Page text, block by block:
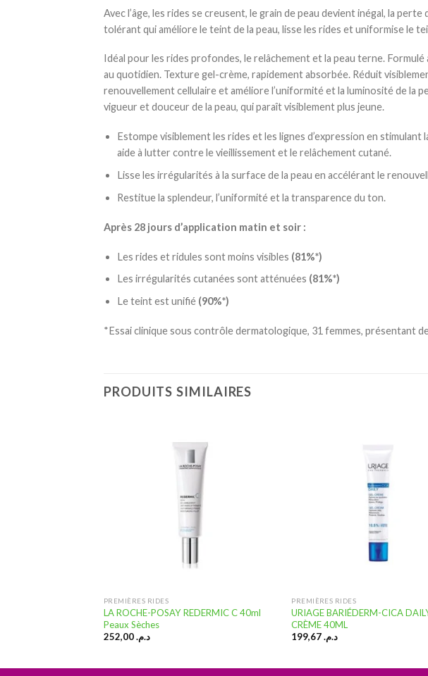
Avec l’âge, les rides se creusent, le grain de peau devient inégal, la
tolérant qui améliore le teint de la peau, lisse les rides et uniformise le
Idéal pour les rides profondes, le relâchement et la peau terne.
au quotidien. Texture gel-crème, rapidement absorbée. Réduit
renouvellement cellulaire et améliore l’uniformité et la luminosité de la
vigueur et douceur de la peau, qui paraît visiblement plus jeune.
Estompe visiblement les rides et les lignes d’expression en
aide à lutter contre le vieillissement et le relâchement cutané.
Lisse les irrégularités à la surface de la peau en accélérant le
Restitue la splendeur, l’uniformité et la transparence du ton.
Après 28 jours d’application matin et soir :
Les rides et ridules sont moins visibles (81%*)
Les irrégularités cutanées sont atténuées (81%*)
Le teint est unifié (90%*)
*Essai clinique sous contrôle dermatologique, 31 femmes, présentant
PRODUITS SIMILAIRES
PREMIÈRES RIDES
LA ROCHE-POSAY REDERMIC C 40ml
Peaux Sèches
د.م.252,00
PREMIÈRES RIDES
URIAGE BARIÉDERM-CICA
CRÈME 40ML
د.م.199,67